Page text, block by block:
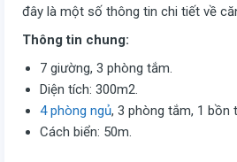
đây là một số thông tin chi tiết về
Thông tin chung:
7 giường, 3 phòng tắm.
Diện tích: 300m2.
4 phòng ngủ, 3 phòng tắm, 1 bồn
Cách biển: 50m.